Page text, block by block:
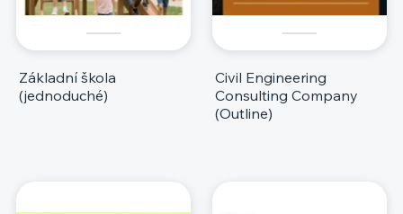
Základní škola
(jednoduché)
Civil Engineering
Consulting Company
(Outline)